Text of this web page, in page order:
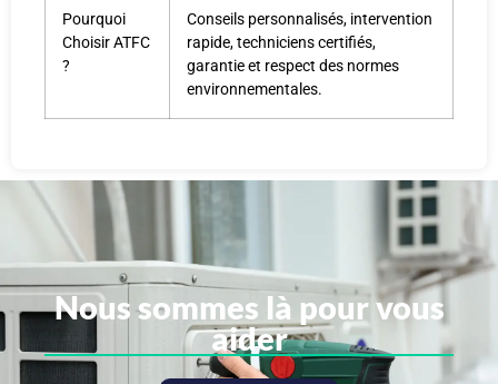
Pourquoi
Choisir ATFC
?
Conseils personnalisés, intervention
rapide, techniciens certifiés,
garantie et respect des normes
environnementales.
Nous sommes là pour vous
aider